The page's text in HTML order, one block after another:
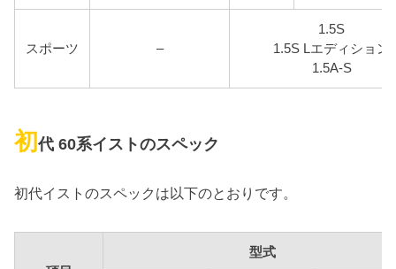
スポーツ –
1.5S
1.5S Lエディション
1.5A-S
初代 60系イストのスペック
初代イストのスペックは以下のとおりです。
型式